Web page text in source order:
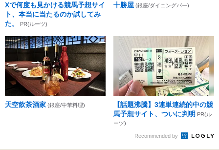
Xで何度も見かける競馬予想サイ
ト、本当に当たるのか試してみ
た。
PR(ルーツ)
十勝屋 (銀座/ダイニングバー)
天空飲茶酒家 (銀座/中華料理)
【話題沸騰】3連単連続的中の競
馬予想サイト、ついに判明 PR(ル
ーツ)
Recommended by